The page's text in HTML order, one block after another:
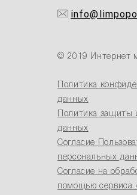
© 2019 Интернет
Политика
данных
Политика защиты
данных
Согласие
персональных
Согласие на
помощью сервиса